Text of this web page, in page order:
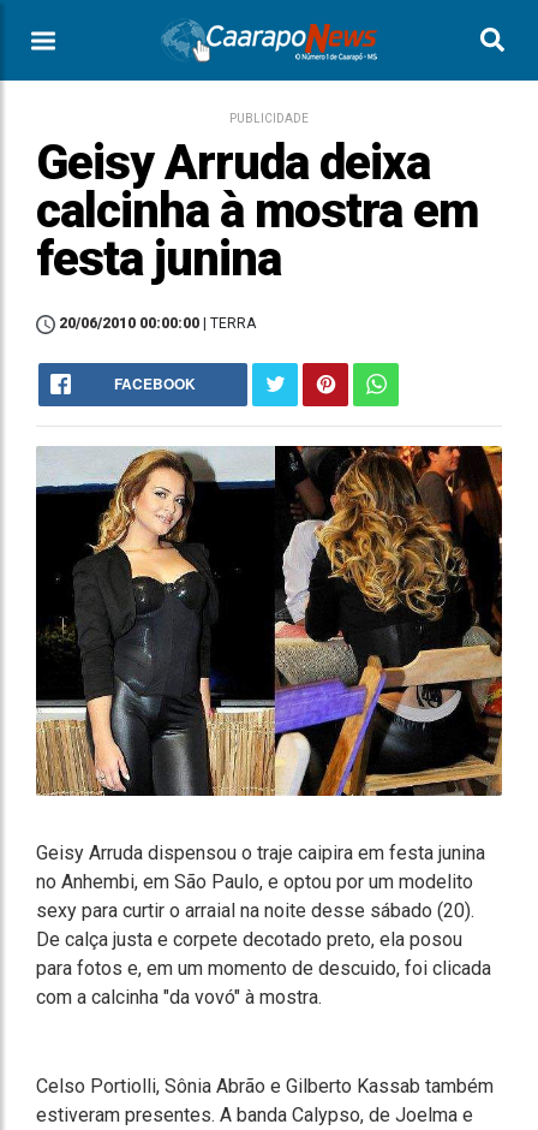
PUBLICIDADE
Geisy Arruda deixa
calcinha à mostra em
festa junina
20/06/2010 00:00:00 | TERRA
FACEBOOK
Geisy Arruda dispensou o traje caipira em festa junina
no Anhembi, em São Paulo, e optou por um modelito
sexy para curtir o arraial na noite desse sábado (20).
De calça justa e corpete decotado preto, ela posou
para fotos e, em um momento de descuido, foi clicada
com a calcinha "da vovó" à mostra.
Celso Portiolli, Sônia Abrão e Gilberto Kassab também
estiveram presentes. A banda Calypso, de Joelma e